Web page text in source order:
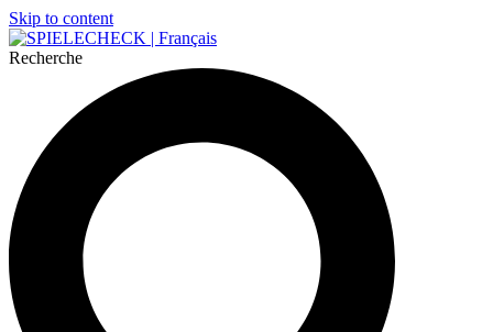
Skip to content
Recherche